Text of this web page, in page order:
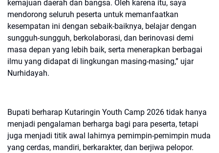
kemajuan daerah dan bangsa. Oleh karena itu, saya
mendorong seluruh peserta untuk memanfaatkan
kesempatan ini dengan sebaik-baiknya, belajar dengan
sungguh-sungguh, berkolaborasi, dan berinovasi demi
masa depan yang lebih baik, serta menerapkan berbagai
ilmu yang didapat di lingkungan masing-masing,” ujar
Nurhidayah.
Bupati berharap Kutaringin Youth Camp 2026 tidak hanya
menjadi pengalaman berharga bagi para peserta, tetapi
juga menjadi titik awal lahirnya pemimpin-pemimpin muda
yang cerdas, mandiri, berkarakter, dan berjiwa pelopor.